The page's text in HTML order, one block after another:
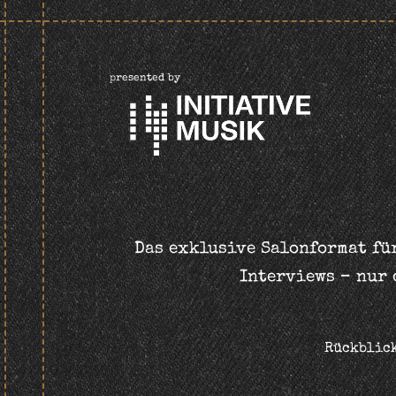
presented by
Das exklusive Salonformat
Interviews – nur